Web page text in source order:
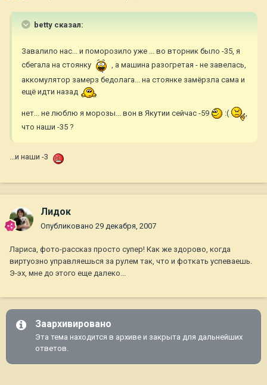
betty сказал:
Завалило нас... и поморозило уже ... во вторник было -35, я
сбегала на стоянку
, а машина разогретая - не завелась,
аккомулятор замерз бедолага... на стоянке замёрзла сама и
ещё идти назад
нет... не люблю я морозы... вон в Якутии сейчас -59 :(
что наши -35 ?
...и наши -3
Лидок
Опубликовано 29 декабря, 2007
Лариса, фото-рассказ просто супер! Как же здорово, когда
виртуозно управляешься за рулем так, что и фоткать успеваешь.
Э-эх, мне до этого еще далеко...
Заархивировано
Эта тема находится в архиве и закрыта для дальнейших
ответов.